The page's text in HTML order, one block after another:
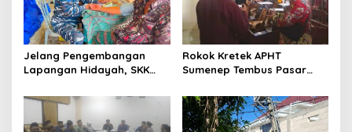
Jelang Pengembangan
Lapangan Hidayah, SKK
Perkuat Sinergi dengan
Nelayan Sampang
Rokok Kretek APHT
Sumenep Tembus Pasar